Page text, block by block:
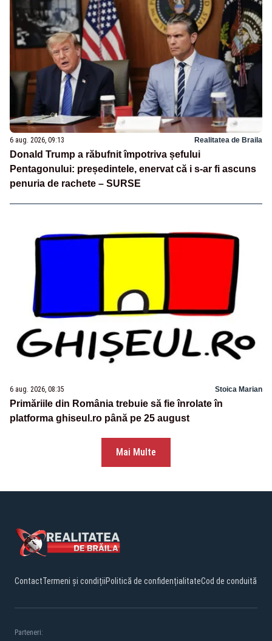
6 aug. 2026, 09:13 Realitatea de Braila
Donald Trump a răbufnit împotriva șefului
Pentagonului: președintele, enervat că i s-ar fi ascuns
penuria de rachete – SURSE
6 aug. 2026, 08:35 Stoica Marian
Primăriile din România trebuie să fie înrolate în
platforma ghiseul.ro până pe 25 august
Mai Multe
ContactTermeni și condițiiPolitică de confidențialitateCod de conduită
Parteneri: